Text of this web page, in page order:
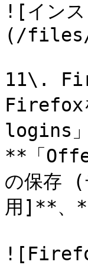
![インス
(/files/
11\.
Firefox
logins
**「
の保存 (
用]**、